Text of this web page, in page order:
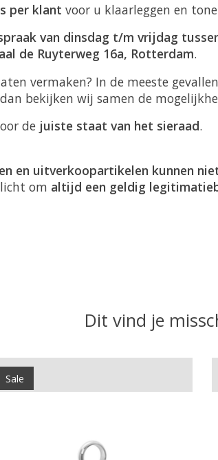
per klant voor u klaarleggen en
van dinsdag t/m vrijdag
de Ruyterweg 16a, Rotterdam.
vermaken? In de meeste
bekijken wij samen de
de juiste staat van het sieraad.
en uitverkoopartikelen kunnen
om altijd een geldig
Dit vind je
Sale